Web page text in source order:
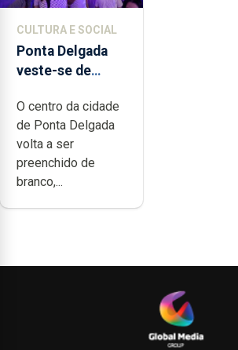
CULTURA E SOCIAL
Ponta Delgada
veste-se de
O centro da cidade
de Ponta Delgada
volta a ser
preenchido de
branco,...